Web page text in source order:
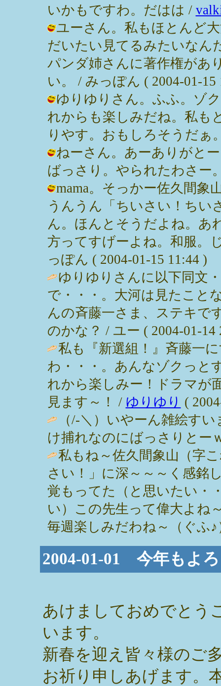
いかもですわ。だはは /
ユーさん。私もほとんど
だいたい見てるみたいなん
パンダ姉さんに著作権があ
い。 / みっぽん ( 2004-01-15
ゆりゆりさん。ふふ。ゾ
れからも楽しみだね。私も
りやす。おもしろそうだぁ
ねーさん。あーありがと
ばっさり。やられたわさー
mama。そっかー佐久間象
うんうん「ちいさい！ちい
ん。ほんとそうだよね。あ
方ってすげーよね。和服。
っぽん ( 2004-01-15 11:44 )
ゆりゆりさんに以下同文
で・・・。大河は見たこと
んの斉藤一さま、ステキで
のかな？ / ユー ( 2004-01-14
私も『新選組！』斉藤一
わ・・・。あんなゾクっと
れから楽しみー！ドラマが
見ます～！ / ゆりゆり (
（/-＼）いやーん雑絵す
け捕れなのにばっさりとー
私もね～佐久間象山（字
さい！」に深～～～く感銘
覚もってた（と思いたい・
い）この先生って偉大よね
毎週楽しみだわね～（ぐふ♪
2004-01-01 今年もよ
あけましておめでとう
います。
新春を迎え皆々様のご
お祈り申しあげます。